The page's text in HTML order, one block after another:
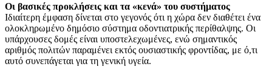
Οι βασικές προκλήσεις και τα «κενά» του συστήματος
Ιδιαίτερη έμφαση δίνεται στο γεγονός ότι η χώρα δεν διαθέτει ένα
ολοκληρωμένο δημόσιο σύστημα οδοντιατρικής περίθαλψης. Οι
υπάρχουσες δομές είναι υποστελεχωμένες, ενώ σημαντικός
αριθμός πολιτών παραμένει εκτός ουσιαστικής φροντίδας, με ό,τι
αυτό συνεπάγεται για τη γενική υγεία.